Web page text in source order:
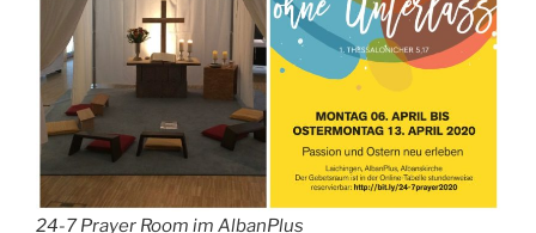
24-7 Prayer Room im AlbanPlus